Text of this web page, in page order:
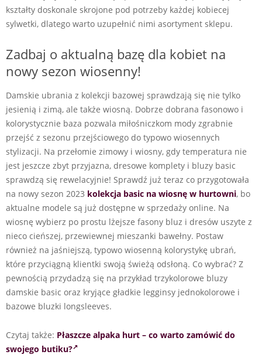
kształty doskonale skrojone pod potrzeby każdej kobiecej
sylwetki, dlatego warto uzupełnić nimi asortyment sklepu.
Zadbaj o aktualną bazę dla kobiet na
nowy sezon wiosenny!
Damskie ubrania z kolekcji bazowej sprawdzają się nie tylko
jesienią i zimą, ale także wiosną. Dobrze dobrana fasonowo i
kolorystycznie baza pozwala miłośniczkom mody zgrabnie
przejść z sezonu przejściowego do typowo wiosennych
stylizacji. Na przełomie zimowy i wiosny, gdy temperatura nie
jest jeszcze zbyt przyjazna, dresowe komplety i bluzy basic
sprawdzą się rewelacyjnie! Sprawdź już teraz co przygotowała
na nowy sezon 2023 kolekcja basic na wiosnę w hurtowni, bo
aktualne modele są już dostępne w sprzedaży online. Na
wiosnę wybierz po prostu lżejsze fasony bluz i dresów uszyte z
nieco cieńszej, przewiewnej mieszanki bawełny. Postaw
również na jaśniejszą, typowo wiosenną kolorystykę ubrań,
które przyciągną klientki swoją świeżą odsłoną. Co wybrać? Z
pewnością przydadzą się na przykład trzykolorowe bluzy
damskie basic oraz kryjące gładkie legginsy jednokolorowe i
bazowe bluzki longsleeves.
Czytaj także: Płaszcze alpaka hurt – co warto zamówić do
swojego butiku?